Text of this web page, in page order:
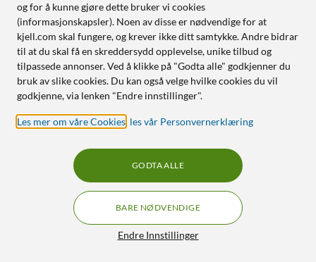
249,-
Værbestandig design (IP65)
Justerbart feste for optimert
lading
Lang tilkoblingskabel på 4
meter
Nettlager: 5+ st
1 790,-
Skaper et sømløst wifi-
nettverk
Krever ikke kabeltrekking
Kan utvides
100+ st
og for å kunne gjøre dette bruker vi cookies
(informasjonskapsler). Noen av disse er nødvendige for at
kjell.com skal fungere, og krever ikke ditt samtykke. Andre bidrar
til at du skal få en skreddersydd opplevelse, unike tilbud og
tilpassede annonser. Ved å klikke på "Godta alle" godkjenner du
bruk av slike cookies. Du kan også velge hvilke cookies du vil
godkjenne, via lenken "Endre innstillinger".
Les mer om våre Cookies les vår Personvernerklæring
Endre Innstillinger
BARE NØDVENDIGE
GODTA ALLE